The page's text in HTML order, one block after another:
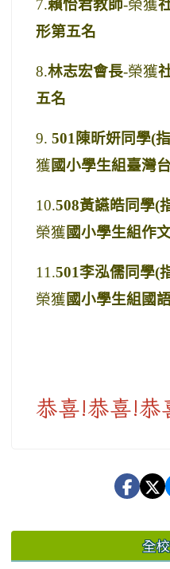
7.賴怡君教師-榮獲
形第五名
8.林志宏會長-榮獲
五名
9. 501 陳昕妍同學(
獲國小學生組臺灣
10.508黃讌皓同學(
榮獲國小學生組作
11.501李泓儒同學(
榮獲國小學生組國
恭喜!恭喜!恭
全